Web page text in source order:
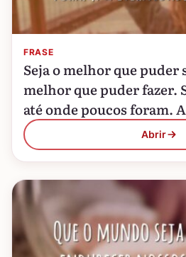
FRASE
Seja o melhor que puder
melhor que puder fazer.
até onde poucos foram.
limite.
Abrir